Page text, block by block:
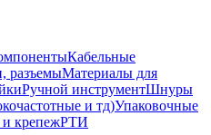
Кабельные
разъемыМатериалы для
Ручной инструментШнуры
и тд)Упаковочные
крепежРТИ